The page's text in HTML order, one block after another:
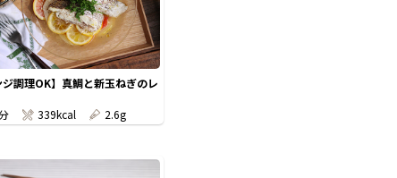
専用調味料 鍋つゆ
ジ調理OK】真鯛と新玉ねぎのレ
339kcal 2.6g